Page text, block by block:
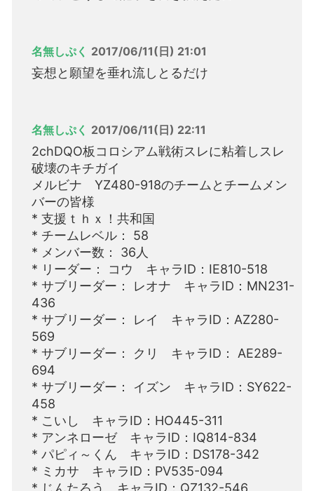
名無しぷく 2017/06/11(日) 21:01
妄想と願望を垂れ流しとるだけ
名無しぷく 2017/06/11(日) 22:11
2chDQO板コロシアム戦術スレに粘着しスレ
破壊のキチガイ
メルビナ YZ480-918のチームとチームメン
バーの皆様
* 支援ｔｈｘ！共和国
* チームレベル： 58
* メンバー数： 36人
* リーダー： コウ キャラID：IE810-518
* サブリーダー： レオナ キャラID：MN231-
436
* サブリーダー： レイ キャラID：AZ280-
569
* サブリーダー： クリ キャラID： AE289-
694
* サブリーダー： イズン キャラID：SY622-
458
* こいし キャラID：HO445-311
* アンネローゼ キャラID：IQ814-834
* パピィ～くん キャラID：DS178-342
* ミカサ キャラID：PV535-094
* じんたろう キャラID：QZ132-546